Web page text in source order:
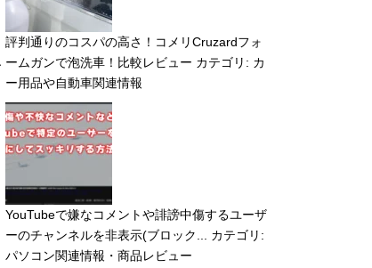
評判通りのコスパの高さ！コメリCruzardフォ
ームガンで泡洗車！比較レビュー カテゴリ: カ
ー用品や自動車関連情報
YouTubeで嫌なコメントや誹謗中傷するユーザ
ーのチャンネルを非表示(ブロック...
カテゴリ:
パソコン関連情報・商品レビュー